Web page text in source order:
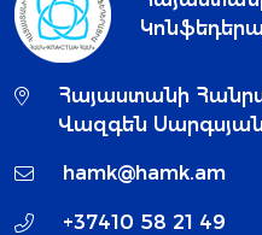
Հայաստանի
Վազգեն
hamk@hamk.am
+37410 58 21 49